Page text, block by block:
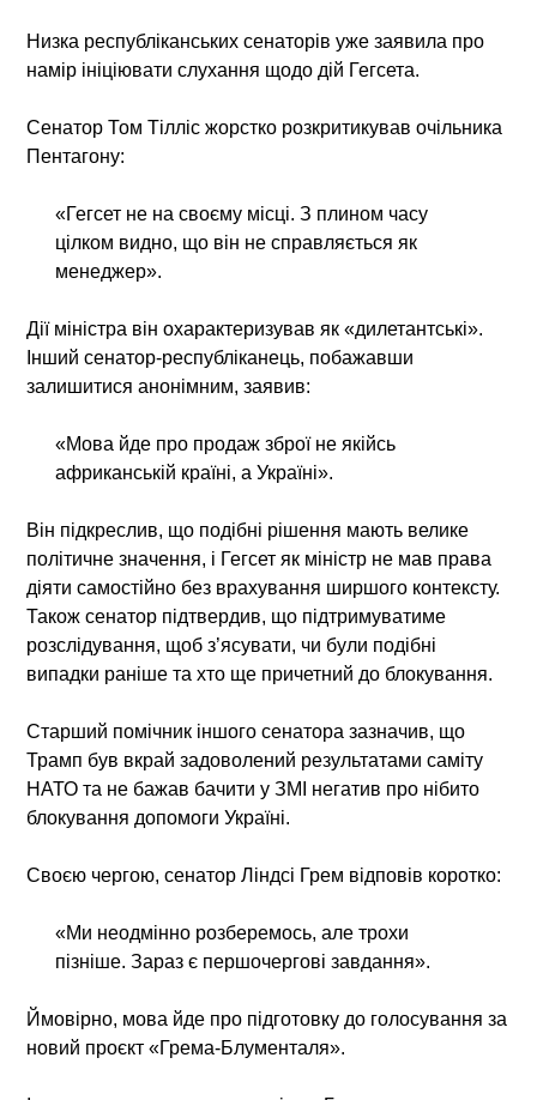
Низка республіканських сенаторів уже заявила про
намір ініціювати слухання щодо дій Гегсета.
Сенатор Том Тілліс жорстко розкритикував очільника
Пентагону:
«Гегсет не на своєму місці. З плином часу
цілком видно, що він не справляється як
менеджер».
Дії міністра він охарактеризував як «дилетантські».
Інший сенатор-республіканець, побажавши
залишитися анонімним, заявив:
«Мова йде про продаж зброї не якійсь
африканській країні, а Україні».
Він підкреслив, що подібні рішення мають велике
політичне значення, і Гегсет як міністр не мав права
діяти самостійно без врахування ширшого контексту.
Також сенатор підтвердив, що підтримуватиме
розслідування, щоб з’ясувати, чи були подібні
випадки раніше та хто ще причетний до блокування.
Старший помічник іншого сенатора зазначив, що
Трамп був вкрай задоволений результатами саміту
НАТО та не бажав бачити у ЗМІ негатив про нібито
блокування допомоги Україні.
Своєю чергою, сенатор Ліндсі Грем відповів коротко:
«Ми неодмінно розберемось, але трохи
пізніше. Зараз є першочергові завдання».
Ймовірно, мова йде про підготовку до голосування за
новий проєкт «Грема-Блументаля».